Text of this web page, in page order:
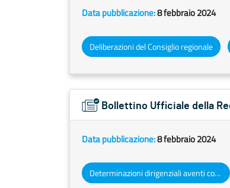
Data pubblicazione:8 febbraio 2024
Deliberazioni del Consiglio regionale
Bollettino Ufficiale della
Data pubblicazione:8 febbraio 2024
Determinazioni dirigenziali aventi contenuto di interesse generale